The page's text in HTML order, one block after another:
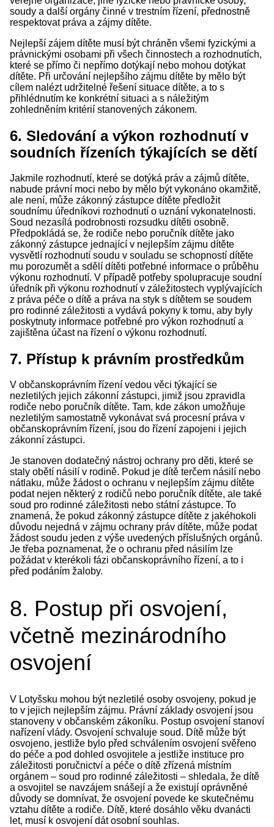
soudy a další orgány činné v trestním řízení, přednostně
respektovat práva a zájmy dítěte.
Nejlepší zájem dítěte musí být chráněn všemi fyzickými a
právnickými osobami při všech činnostech a rozhodnutích,
které se přímo či nepřímo dotýkají nebo mohou dotýkat
dítěte. Při určování nejlepšího zájmu dítěte by mělo být
cílem nalézt udržitelné řešení situace dítěte, a to s
přihlédnutím ke konkrétní situaci a s náležitým
zohledněním kritérií stanovených zákonem.
6. Sledování a výkon rozhodnutí v
soudních řízeních týkajících se dětí
Jakmile rozhodnutí, které se dotýká práv a zájmů dítěte,
nabude právní moci nebo by mělo být vykonáno okamžitě,
ale není, může zákonný zástupce dítěte předložit
soudnímu úředníkovi rozhodnutí o uznání vykonatelnosti.
Soud nezasílá podrobnosti rozsudku dítěti osobně.
Předpokládá se, že rodiče nebo poručník dítěte jako
zákonný zástupce jednající v nejlepším zájmu dítěte
vysvětlí rozhodnutí soudu v souladu se schopností dítěte
mu porozumět a sdělí dítěti potřebné informace o průběhu
výkonu rozhodnutí. V případě potřeby spolupracuje soudní
úředník při výkonu rozhodnutí v záležitostech vyplývajících
z práva péče o dítě a práva na styk s dítětem se soudem
pro rodinné záležitosti a vydává pokyny k tomu, aby byly
poskytnuty informace potřebné pro výkon rozhodnutí a
zajištěna účast na řízení o výkonu rozhodnutí.
7. Přístup k právním prostředkům
V občanskoprávním řízení vedou věci týkající se
nezletilých jejich zákonní zástupci, jimiž jsou zpravidla
rodiče nebo poručník dítěte. Tam, kde zákon umožňuje
nezletilým samostatně vykonávat svá procesní práva v
občanskoprávním řízení, jsou do řízení zapojeni i jejich
zákonní zástupci.
Je stanoven dodatečný nástroj ochrany pro děti, které se
staly obětí násilí v rodině. Pokud je dítě terčem násilí nebo
nátlaku, může žádost o ochranu v nejlepším zájmu dítěte
podat nejen některý z rodičů nebo poručník dítěte, ale také
soud pro rodinné záležitosti nebo státní zástupce. To
znamená, že pokud zákonný zástupce dítěte z jakéhokoli
důvodu nejedná v zájmu ochrany práv dítěte, může podat
žádost soudu jeden z výše uvedených příslušných orgánů.
Je třeba poznamenat, že o ochranu před násilím lze
požádat v kterékoli fázi občanskoprávního řízení, a to i
před podáním žaloby.
8. Postup při osvojení,
včetně mezinárodního
osvojení
V Lotyšsku mohou být nezletilé osoby osvojeny, pokud je
to v jejich nejlepším zájmu. Právní základy osvojení jsou
stanoveny v občanském zákoníku. Postup osvojení stanoví
nařízení vlády. Osvojení schvaluje soud. Dítě může být
osvojeno, jestliže bylo před schválením osvojení svěřeno
do péče a pod dohled osvojitele a jestliže instituce pro
záležitosti poručnictví a péče o dítě zřízená místním
orgánem – soud pro rodinné záležitosti – shledala, že dítě
a osvojitel se navzájem snášejí a že existují oprávněné
důvody se domnívat, že osvojení povede ke skutečnému
vztahu dítěte a rodiče. Dítě, které dosáhlo věku dvanácti
let, musí k osvojení dát osobní souhlas.